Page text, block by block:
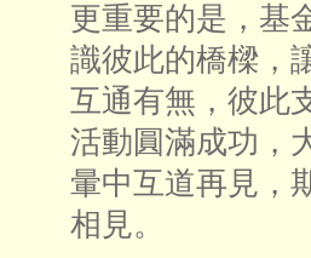
更重要的是，基
識彼此的橋樑，
互通有無，彼此
活動圓滿成功，
暈中互道再見，
相見。